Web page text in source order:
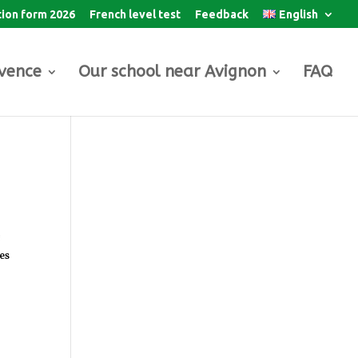
form 2026 French level test Feedback English
Our school near Avignon FAQ